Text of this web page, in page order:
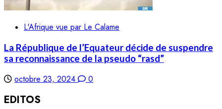
L'Afrique vue par Le Calame
La République de l’Equateur décide de suspendre
sa reconnaissance de la pseudo “rasd”
octobre 23, 2024 0
EDITOS